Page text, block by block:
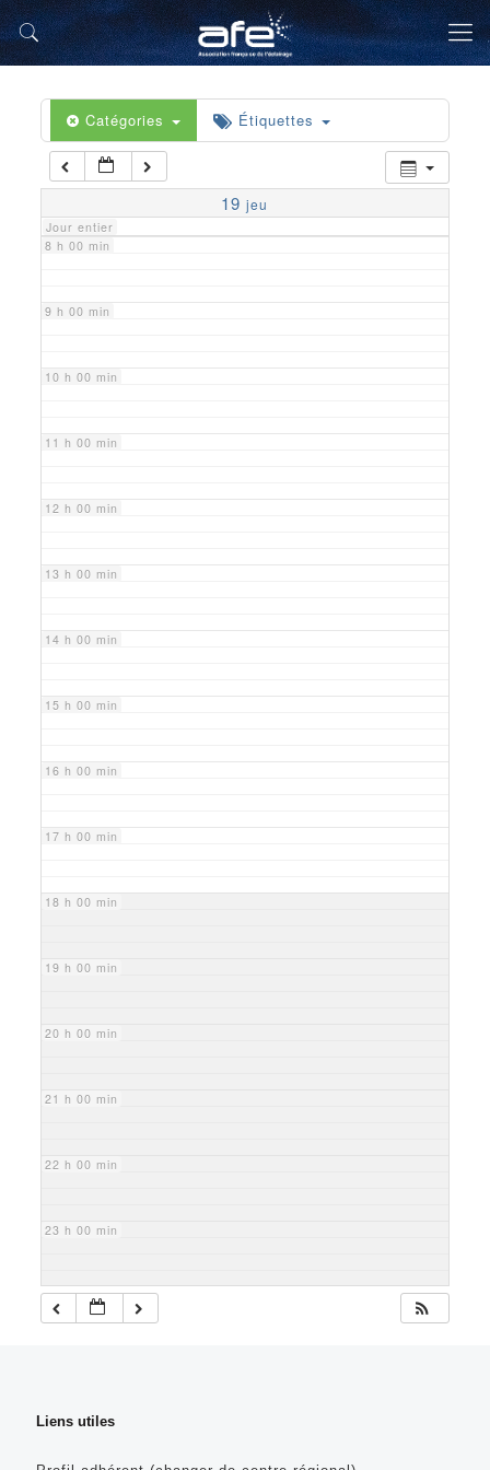
Catégories Étiquettes
19 jeu
Jour entier
5 h 00 min
6 h 00 min
7 h 00 min
8 h 00 min
9 h 00 min
10 h 00 min
11 h 00 min
12 h 00 min
13 h 00 min
14 h 00 min
15 h 00 min
16 h 00 min
17 h 00 min
18 h 00 min
19 h 00 min
20 h 00 min
21 h 00 min
22 h 00 min
23 h 00 min
Liens utiles